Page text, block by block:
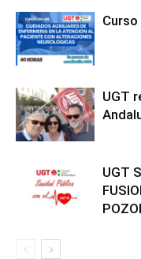
Curso
UGT
UGT